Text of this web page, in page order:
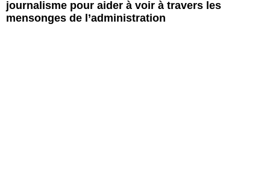
journalisme pour aider à voir à travers les
mensonges de l’administration